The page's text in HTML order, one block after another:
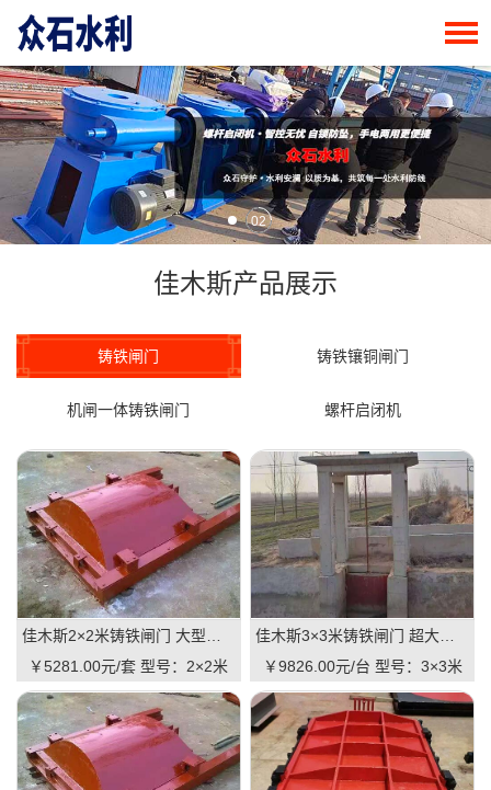
02
佳木斯产品展示
铸铁闸门 铸铁镶铜闸门
机闸一体铸铁闸门 螺杆启闭机
￥5281.00元/套 型号：2×2米
￥9826.00元/台 型号：3×3米